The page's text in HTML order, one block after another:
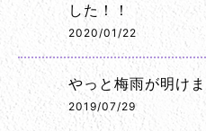
した！！
2020/01/22
やっと梅雨が明け
2019/07/29